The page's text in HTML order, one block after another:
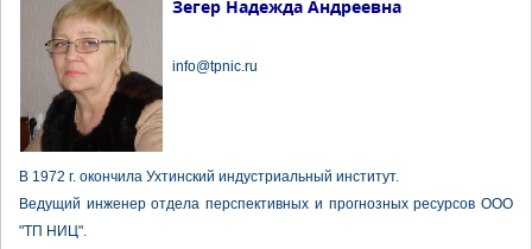
Зегер Надежда Андреевна
info@tpnic.ru
В 1972 г. окончила Ухтинский индустриальный институт.
Ведущий инженер отдела перспективных и прогнозных ресурсов ООО
"ТП НИЦ".